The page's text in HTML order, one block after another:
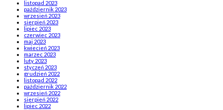
listopad 2023
październik 2023
wrzesień 2023
sierpień 2023
lipiec 2023
czerwiec 2023
maj 2023
kwiecień 2023
marzec 2023
luty 2023
styczeń 2023
grudzień 2022
listopad 2022
październik 2022
wrzesień 2022
sierpień 2022
lipiec 2022